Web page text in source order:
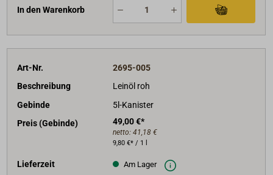
In den Warenkorb
Art-Nr.
2695-005
Beschreibung
Leinöl roh
Gebinde
5l-Kanister
Preis (Gebinde)
49,00 €*
netto: 41,18 €
9,80 €* / 1 l
Lieferzeit Am Lager